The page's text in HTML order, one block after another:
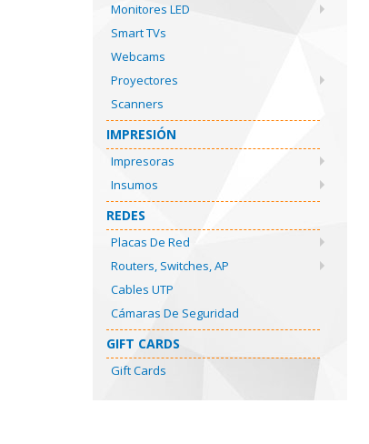
Monitores LED
Smart TVs
Webcams
Proyectores
Scanners
IMPRESIÓN
Impresoras
Insumos
REDES
Placas De Red
Routers, Switches, AP
Cables UTP
Cámaras De Seguridad
GIFT CARDS
Gift Cards